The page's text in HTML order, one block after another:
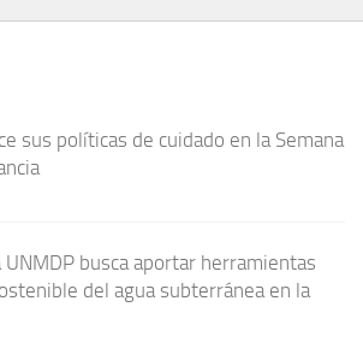
sus políticas de cuidado en la Semana
busca aportar herramientas
del agua subterránea en la